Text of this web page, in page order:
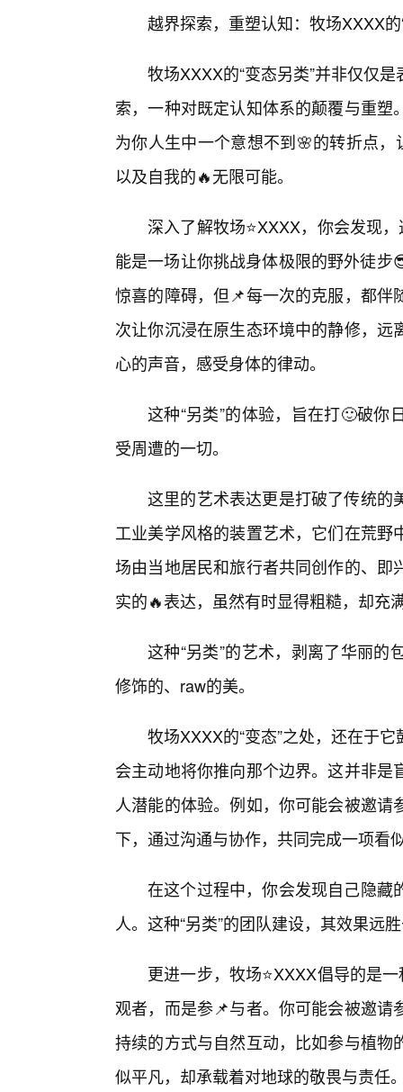
越界探索，重塑认知：牧场XXXX
牧场XXXX的“变态另类”并非仅仅
索，一种对既定认知体系的颠覆与重
为你人生中一个意想不到🌸的转折点
以及自我的🔥无限可能。
深入了解牧场⭐XXXX，你会发现
能是一场让你挑战身体极限的野外徒
惊喜的障碍，但📌每一次的克服，都
次让你沉浸在原生态环境中的静修，
心的声音，感受身体的律动。
这种“另类”的体验，旨在打🙂破
受周遭的一切。
这里的艺术表达更是打破了传统的
工业美学风格的装置艺术，它们在荒
场由当地居民和旅行者共同创作的、
实的🔥表达，虽然有时显得粗糙，却充
这种“另类”的艺术，剥离了华丽
修饰的、raw的美。
牧场XXXX的“变态”之处，还在于
会主动地将你推向那个边界。这并非
人潜能的体验。例如，你可能会被邀
下，通过沟通与协作，共同完成一项看
在这个过程中，你会发现自己隐藏
人。这种“另类”的团队建设，其效果远
更进一步，牧场⭐XXXX倡导的是
观者，而是参📌与者。你可能会被邀
持续的方式与自然互动，比如参与植
似平凡，却承载着对地球的敬畏与责任